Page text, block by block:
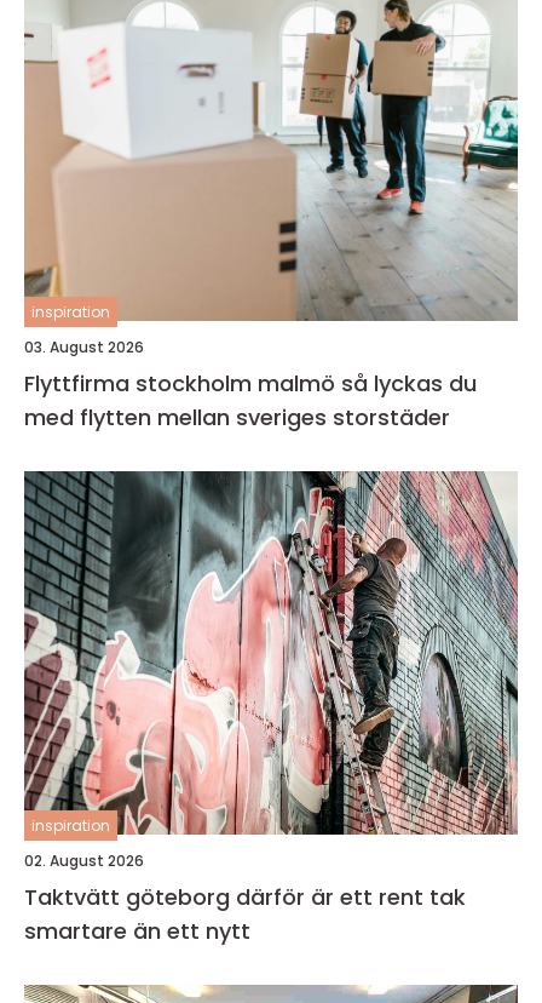
inspiration
03. August 2026
Flyttfirma stockholm malmö så lyckas du
med flytten mellan sveriges storstäder
inspiration
02. August 2026
Taktvätt göteborg därför är ett rent tak
smartare än ett nytt